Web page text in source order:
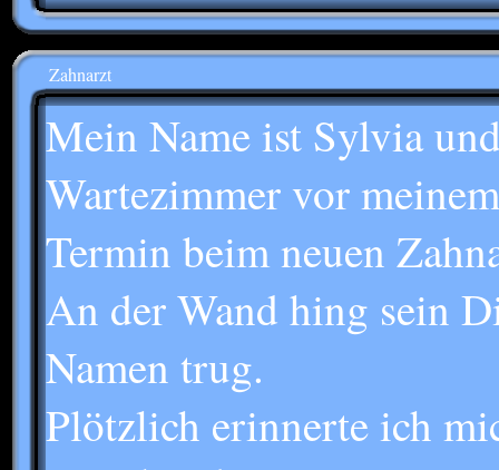
Zahnarzt
Mein Name ist Sylvia
Wartezimmer vor
Termin beim neuen
An der Wand hing sein
Namen trug.
Plötzlich erinnerte ich